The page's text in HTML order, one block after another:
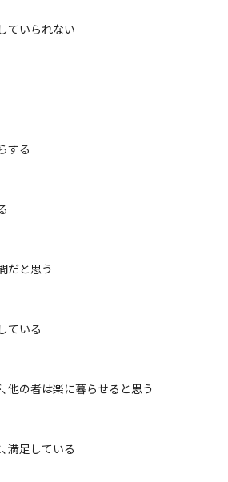
ていられない
する
だと思う
ている
他の者は楽に暮らせると思う
満足している